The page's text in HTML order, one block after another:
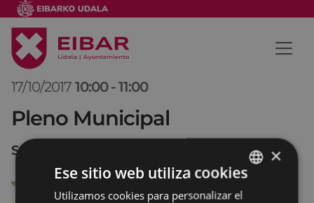
17/10/2017 10:00 -11:00
Pleno Municipal
Salón de Plenos
BASQUE
×
Ese sitio web utiliza cookies
Utilizamos cookies para personalizar el